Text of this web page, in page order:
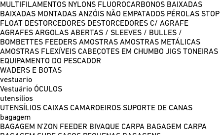
MULTIFILAMENTOS NYLONS FLUOROCARBONOS BAIXADAS
BAIXADAS MONTADAS ANZÓIS NÃO EMPATADOS PÉROLAS STOP
FLOAT DESTORCEDORES DESTORCEDORES C/ AGRAFE
AGRAFES ARGOLAS ABERTAS / SLEEVES / BULLES /
BOMBETTES FEEDERS AMOSTRAS AMOSTRAS METÁLICAS
AMOSTRAS FLEXÍVEIS CABEÇOTES EM CHUMBO JIGS TONEIRAS
EQUIPAMENTO DO PESCADOR
WADERS E BOTAS
vestuario
Vestuário ÓCULOS
utensilios
UTENSÍLIOS CAIXAS CAMAROEIROS SUPORTE DE CANAS
bagagem
BAGAGEM N'ZON FEEDER BIVAQUE CARPA BAGAGEM CARPA